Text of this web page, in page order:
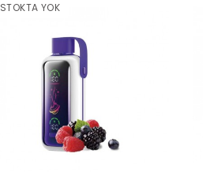
STOKTA YOK